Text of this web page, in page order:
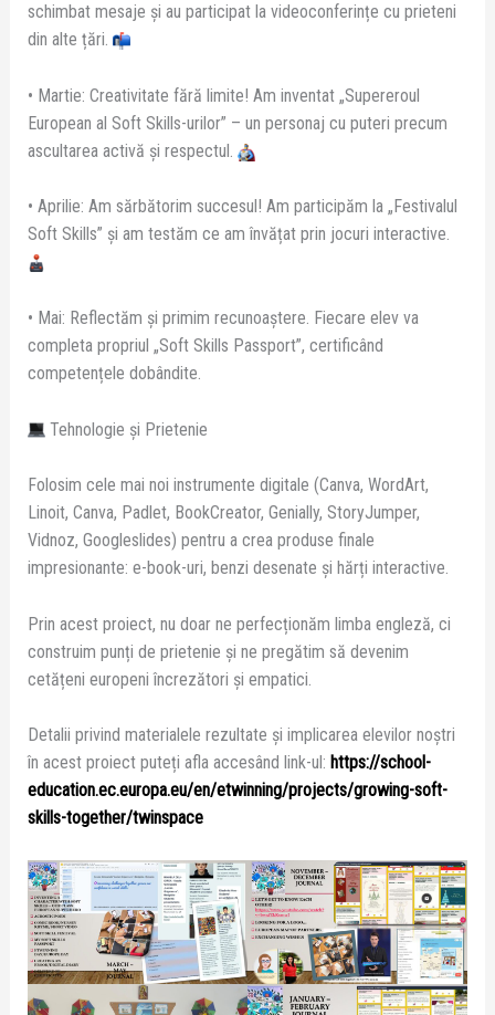
schimbat mesaje și au participat la videoconferințe cu prieteni
din alte țări.
• Martie: Creativitate fără limite! Am inventat „Supereroul
European al Soft Skills-urilor” – un personaj cu puteri precum
ascultarea activă și respectul.
• Aprilie: Am sărbătorim succesul! Am participăm la „Festivalul
Soft Skills” și am testăm ce am învățat prin jocuri interactive.
• Mai: Reflectăm și primim recunoaștere. Fiecare elev va
completa propriul „Soft Skills Passport”, certificând
competențele dobândite.
Tehnologie și Prietenie
Folosim cele mai noi instrumente digitale (Canva, WordArt,
Linoit, Canva, Padlet, BookCreator, Genially, StoryJumper,
Vidnoz, Googleslides) pentru a crea produse finale
impresionante: e-book-uri, benzi desenate și hărți interactive.
Prin acest proiect, nu doar ne perfecționăm limba engleză, ci
construim punți de prietenie și ne pregătim să devenim
cetățeni europeni încrezători și empatici.
Detalii privind materialele rezultate și implicarea elevilor noștri
în acest proiect puteți afla accesând link-ul: https://school-
education.ec.europa.eu/en/etwinning/projects/growing-soft-
skills-together/twinspace